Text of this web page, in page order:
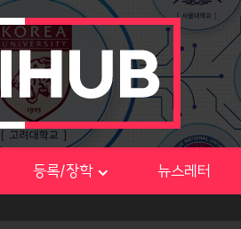
등록/장학 뉴스레터